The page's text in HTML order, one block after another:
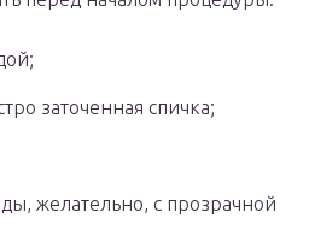
заточенная спичка;
желательно, с прозрачной